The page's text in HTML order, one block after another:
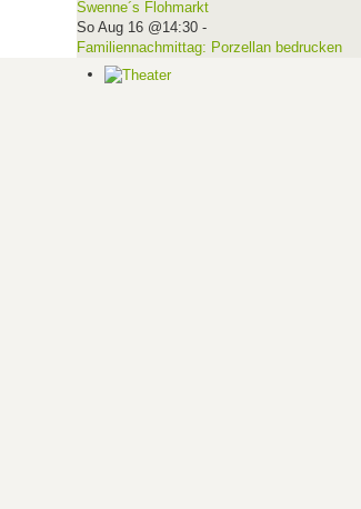
Swenne´s Flohmarkt
So Aug 16 @14:30-
Familiennachmittag: Porzellan bedrucken